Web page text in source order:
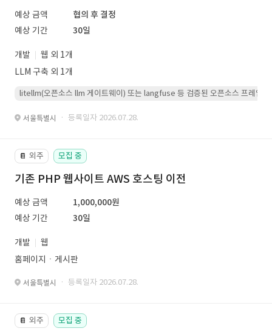
예상 금액
협의 후 결정
예상 기간
30일
개발
웹 외 1개
LLM 구축 외 1개
litellm(오픈소스 llm 게이트웨이) 또는 langfuse 등 검증된 오픈소스 프레임워
서울특별시 · 등록일자 2026.07.28.
📔 외주 모집 중
기존 PHP 웹사이트 AWS 호스팅 이전
예상 금액
1,000,000원
예상 기간
30일
개발
웹
홈페이지ㆍ게시판
서울특별시 · 등록일자 2026.07.28.
📔 외주 모집 중